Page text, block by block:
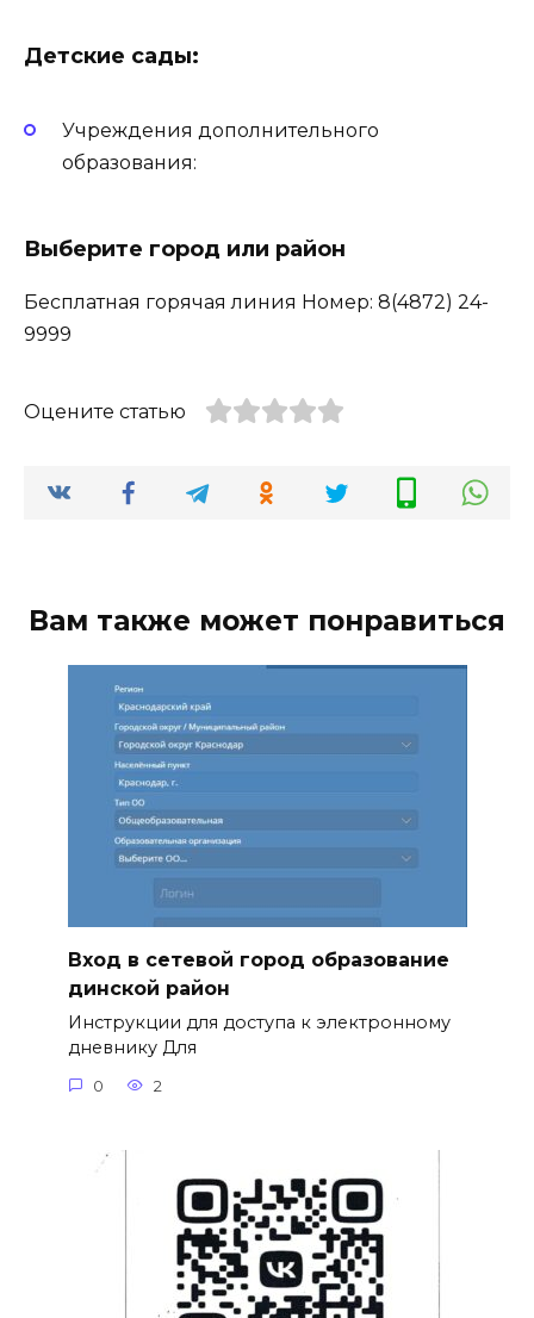
Детские сады:
Учреждения дополнительного
образования:
Выберите город или район
Бесплатная горячая линия Номер: 8(4872) 24-
9999
Оцените статью
Вам также может понравиться
Вход в сетевой город образование
динской район
Инструкции для доступа к электронному
дневнику Для
0 2